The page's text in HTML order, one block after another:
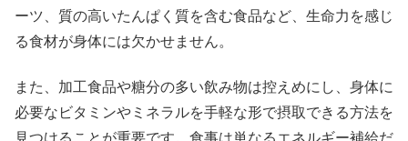
ーツ、質の高いたんぱく質を含む食品など、生命力を感じ
る食材が身体には欠かせません。
また、加工食品や糖分の多い飲み物は控えめにし、身体に
必要なビタミンやミネラルを手軽な形で摂取できる方法を